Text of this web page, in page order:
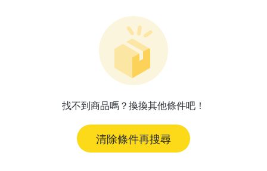
找不到商品嗎？換換其他條件吧！
清除條件再搜尋